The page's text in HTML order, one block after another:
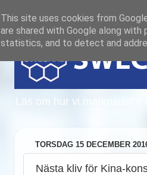
Läs om hur vi
TORSDAG 15 DECEMBER
Nästa kliv för Kina-
This site uses cookies from
are shared with Google along
statistics, and to detect and